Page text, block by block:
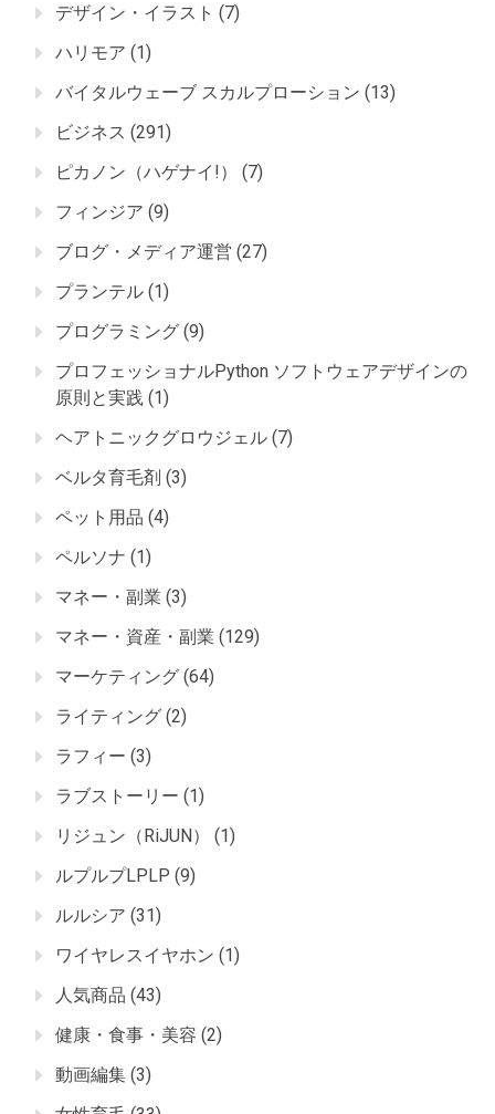
デザイン・イラスト (7)
ハリモア (1)
バイタルウェーブ スカルプローション (13)
ビジネス (291)
ピカノン（ハゲナイ!）
(7)
フィンジア (9)
ブログ・メディア運営 (27)
プランテル (1)
プログラミング (9)
プロフェッショナルPython ソフトウェアデザインの
原則と実践 (1)
ヘアトニックグロウジェル (7)
ベルタ育毛剤 (3)
ペット用品 (4)
ペルソナ (1)
マネー・副業 (3)
マネー・資産・副業 (129)
マーケティング (64)
ライティング (2)
ラフィー (3)
ラブストーリー (1)
リジュン（RiJUN）
(1)
ルプルプLPLP (9)
ルルシア (31)
ワイヤレスイヤホン (1)
人気商品 (43)
健康・食事・美容 (2)
動画編集 (3)